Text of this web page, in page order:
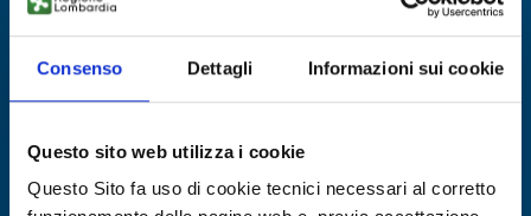
Consenso Dettagli Informazioni sui cookie
Questo sito web utilizza i cookie
Questo Sito fa uso di cookie tecnici necessari al corretto
ID EEN: TRDE20260420006